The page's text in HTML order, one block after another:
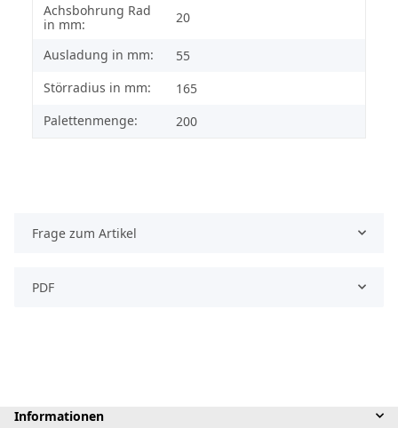
Achsbohrung Rad
in mm:
20
Ausladung in mm:
55
Störradius in mm:
165
Palettenmenge:
200
Frage zum Artikel
PDF
Informationen